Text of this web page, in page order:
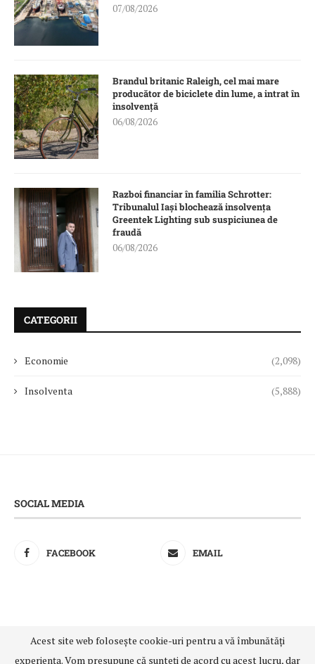
07/08/2026
Brandul britanic Raleigh, cel mai mare
producător de biciclete din lume, a intrat în
insolvență
06/08/2026
Razboi financiar în familia Schrotter:
Tribunalul Iași blochează insolvența
Greentek Lighting sub suspiciunea de
fraudă
06/08/2026
CATEGORII
Economie (2,098)
Insolventa (5,888)
SOCIAL MEDIA
FACEBOOK EMAIL
@2021 - All Right Reserved. Designed and Developed by
Acest site web folosește cookie-uri pentru a vă îmbunătăți
experiența. Vom presupune că sunteți de acord cu acest lucru, dar